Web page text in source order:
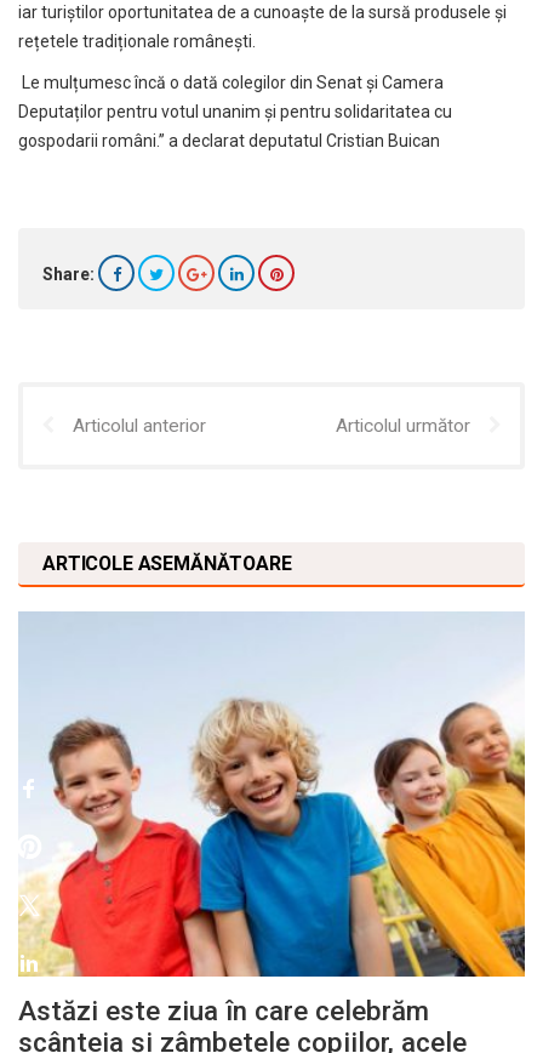
iar turiștilor oportunitatea de a cunoaște de la sursă produsele și
rețetele tradiționale românești.
Le mulțumesc încă o dată colegilor din Senat și Camera
Deputaților pentru votul unanim și pentru solidaritatea cu
gospodarii români.” a declarat deputatul Cristian Buican
Share:
Articolul anterior Articolul următor
ARTICOLE ASEMĂNĂTOARE
Astăzi este ziua în care celebrăm
scânteia și zâmbetele copiilor, acele